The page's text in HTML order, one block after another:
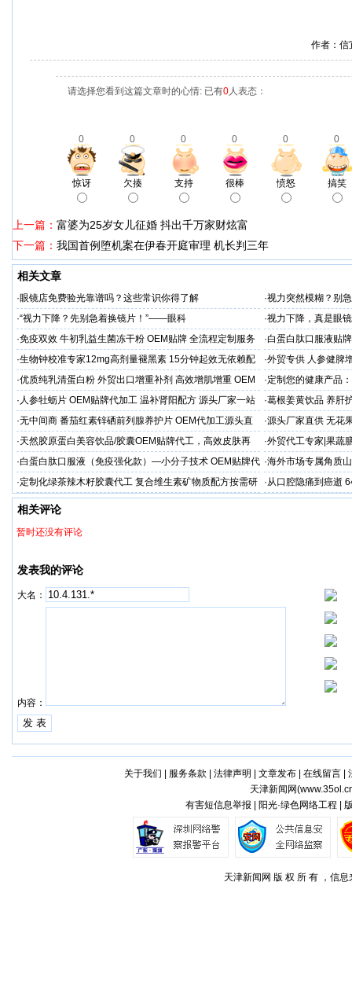
作者：
请选择您看到这篇文章时的心情: 已有0人表态：
0 0 0 0 0 0
惊讶 欠揍 支持 很棒 愤怒 搞笑
上一篇： 富婆为25岁女儿征婚 抖出千万家财炫富
下一篇： 我国首例堕机案在伊春开庭审理 机长判三年
相关文章
·眼镜店免费验光靠谱吗？这些常识你得了解 ·视力突然模糊？别
·“视力下降？先别急着换镜片！”——眼科 ·视力下降，真是眼
·免疫双效 牛初乳益生菌冻干粉 OEM贴牌 全流程定制服务 ·白蛋白肽口服液贴
源头厂家
·生物钟校准专家12mg高剂量褪黑素 15分钟起效无依赖配
方‌
·外贸专供 人参健脾
高效营养利用
·优质纯乳清蛋白粉 外贸出口增重补剂 高效增肌增重 OEM
定制
·定制您的健康产品
M出口工厂
· 人参牡蛎片 OEM贴牌代加工 温补肾阳配方 源头厂家一站
式服务
·葛根姜黄饮品 养肝
工 低起订量
·无中间商 番茄红素锌硒前列腺养护片 OEM代加工源头直
供
·源头厂家直供 无花
牌代加工
·天然胶原蛋白美容饮品/胶囊OEM贴牌代工，高效皮肤再
生，赋能品牌出海
·外贸代工专家|果蔬
·白蛋白肽口服液（免疫强化款）—小分子技术 OEM贴牌代
加工 快速量产
·海外市场专属角质
发 OEM厂家
·定制化绿茶辣木籽胶囊代工 复合维生素矿物质配方按需研
发
·从口腔隐痛到癌逝
范再敲警钟
相关评论
暂时还没有评论
发表我的评论
大名：
内容：
关于我们 服务条款 法律声明 文章发布| 在线留言|
天津新闻网(
有害短信息举报 | 阳光·绿色网络工程 |
天津新闻网 版 权 所 有 ，信